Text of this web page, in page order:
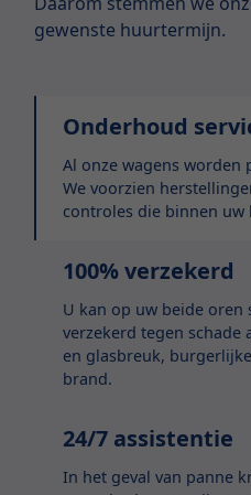
gewenste huurtermijn.
Onderhoud
Al onze wagens
We voorzien
controles die binnen
100% verzekerd
U kan op uw beide oren
verzekerd tegen schade
en glasbreuk,
brand.
24/7 assistentie
In het geval van panne